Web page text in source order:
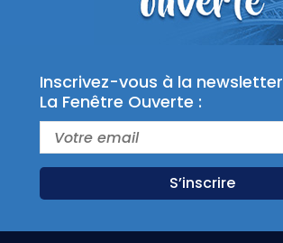
Inscrivez-vous à la newsletter
La Fenêtre Ouverte :
S’inscrire